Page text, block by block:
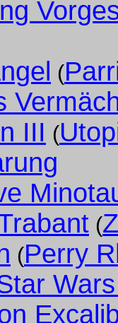
(
III (
(
(Perry